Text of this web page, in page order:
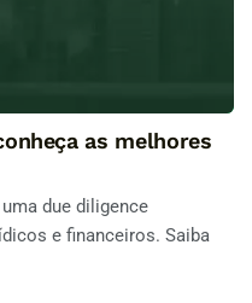
as melhores
due diligence
e financeiros. Saiba